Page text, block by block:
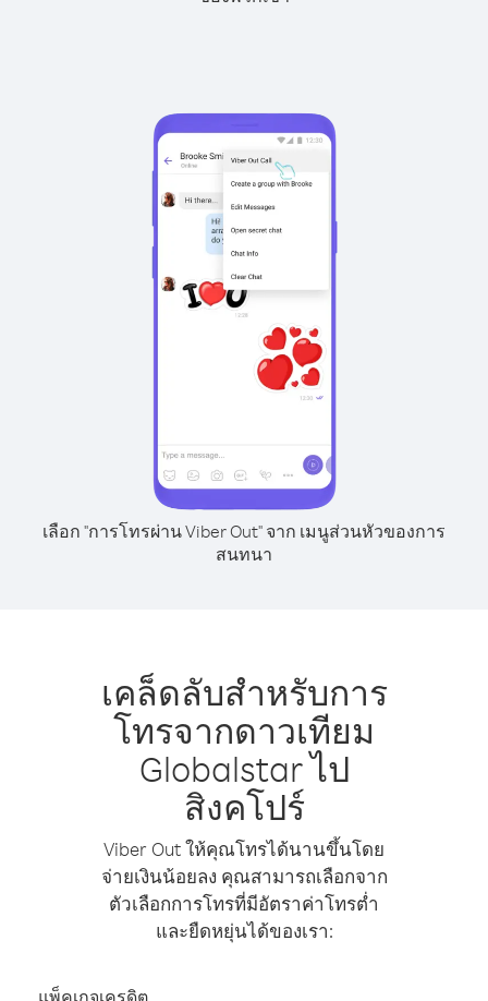
เลือก "การโทรผ่าน Viber Out" จาก เมนูส่วนหัวของการ
สนทนา
เคล็ดลับสำหรับการ
โทรจากดาวเทียม
Globalstar ไป
สิงคโปร์
Viber Out ให้คุณโทรได้นานขึ้นโดย
จ่ายเงินน้อยลง คุณสามารถเลือกจาก
ตัวเลือกการโทรที่มีอัตราค่าโทรต่ำ
และยืดหยุ่นได้ของเรา:
แพ็คเกจเครดิต